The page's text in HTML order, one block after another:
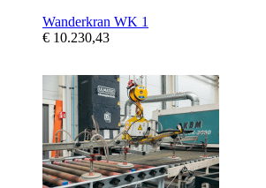
Wanderkran WK 1
€ 10.230,43